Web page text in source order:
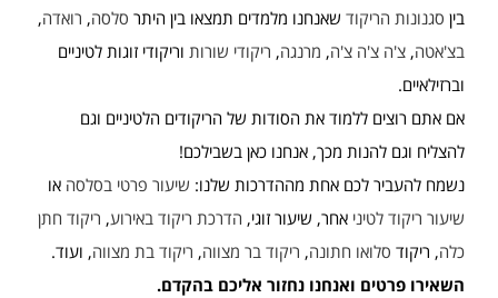
בין סגנונות הריקודשאנחנו מלמדים תמצאו בין היתר סלסה, רואדה,
בצ'אטה, צ'ה צ'ה צ'ה, מרנגה, ריקודי שורותוריקודי זוגות לטיניים
וברזילאיים.
אם אתם רוצים ללמוד את הסודות של הריקודים הלטיניים וגם
להצליח וגם להנות מכך, אנחנו כאן בשבילכם!
נשמח להעביר לכם אחת מההדרכות שלנו: שיעור פרטי בסלסה או
שיעור ריקוד לטיני אחר, שיעור זוגי, הדרכת ריקוד באירוע, ריקוד חתן
כלה, ריקוד סלואו חתונה, ריקוד בר מצווה, ריקוד בת מצווה, ועוד.
השאירו פרטים ואנחנו נחזור אליכם בהקדם.